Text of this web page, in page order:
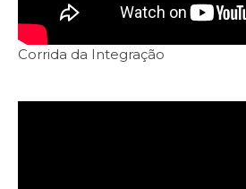
Corrida da Integração